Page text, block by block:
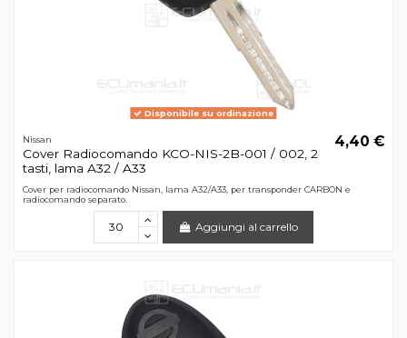
Disponibile su ordinazione
Nissan
Cover Radiocomando KCO-NIS-2B-001 / 002, 2
tasti, lama A32 / A33
4,40 €
Cover per radiocomando Nissan, lama A32/A33, per transponder CARBON e
radiocomando separato.
Aggiungi al carrello